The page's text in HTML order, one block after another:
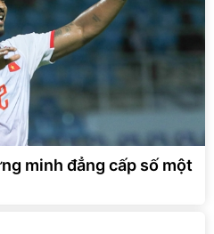
minh đẳng cấp số một